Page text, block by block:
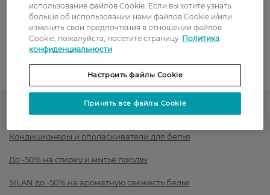
Послеоплата
Показать больше
Средства для стирки
Кондиционеры и ополаскиватели для белья
До -50% на стирку и мытьё посуды
SILAN до -50% на ароматную свежесть белья
использование файлов Cookie. Если вы хотите узнать
больше об использовании нами файлов Cookie и/или
изменить свои предпочтения в отношении файлов
Cookie, пожалуйста, посетите страницу Политика
конфиденциальности
Настроить файлы Cookie
Принять все файлы Cookie